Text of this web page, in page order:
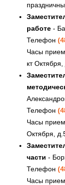
работе -
Телефон
Часы
кт
Телефон
Часы
Октября,
части -
Телефон
Часы